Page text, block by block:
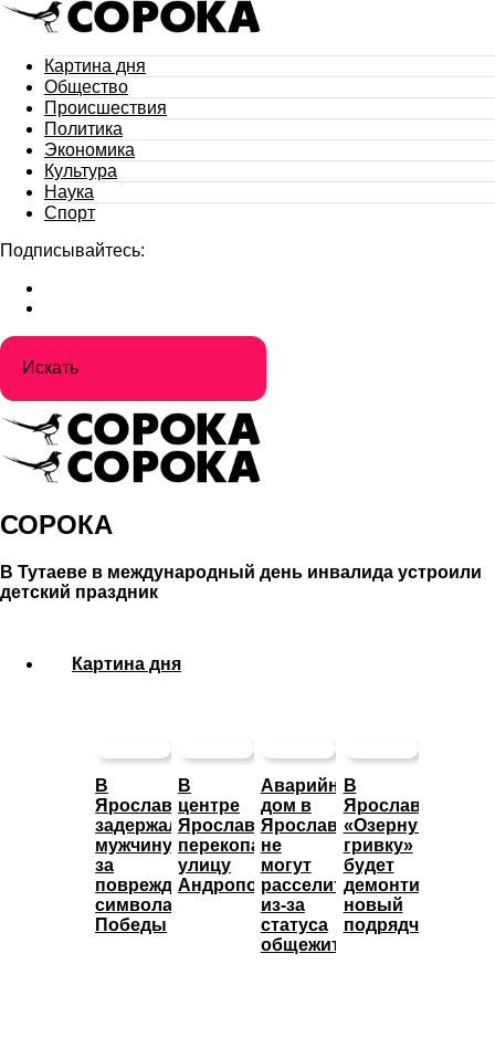
Картина дня
Общество
Происшествия
Политика
Экономика
Культура
Наука
Спорт
Подписывайтесь:
СОРОКА
В Тутаеве в международный день инвалида устроили
детский праздник
Картина дня
В
Ярославле
задержали
мужчину
за
повреждение
символа
Победы
В
центре
Ярославля
перекопали
улицу
Андропова
Аварийный
дом в
Ярославле
не
могут
расселить
из-за
статуса
общежития
В
Ярославле
«Озерную
гривку»
будет
демонтировать
новый
подрядчик